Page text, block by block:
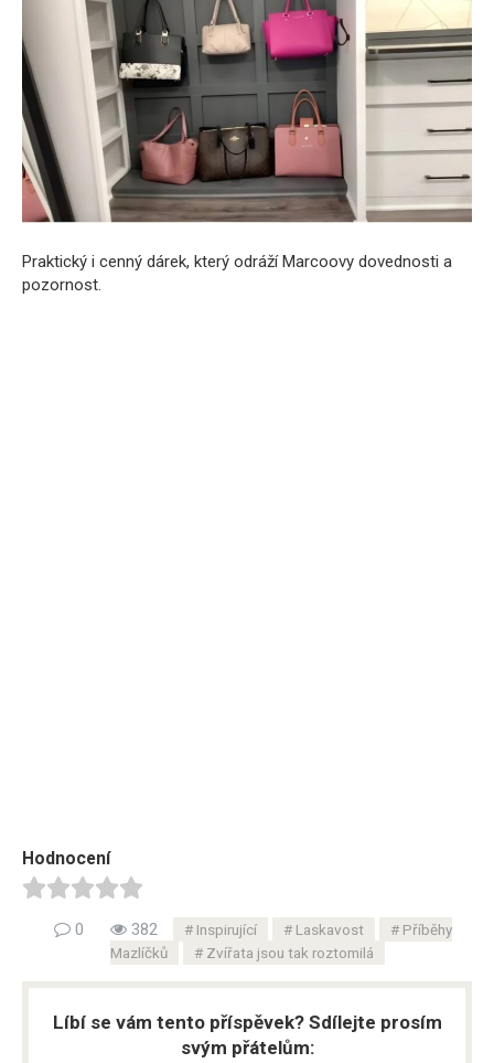
Praktický i cenný dárek, který odráží Marcoovy dovednosti a
pozornost.
Hodnocení
0 382 Inspirující Laskavost
Příběhy
Mazlíčků
Zvířata jsou tak roztomilá
Líbí se vám tento příspěvek? Sdílejte prosím
svým přátelům: